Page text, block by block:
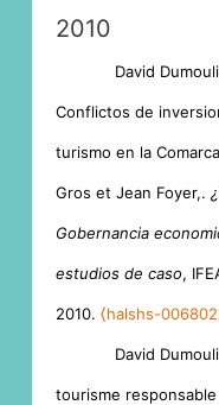
2010
David
Conflictos de
turismo en la
Gros et Jean Foyer,.
Gobernancia
estudios de caso,
2010. ⟨halshs-
David
tourisme